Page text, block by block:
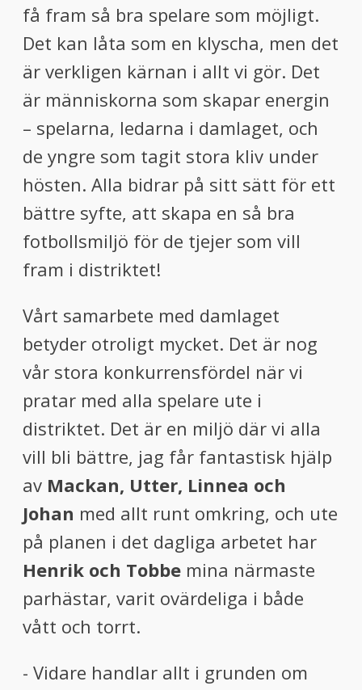
få fram så bra spelare som möjligt.
Det kan låta som en klyscha, men det
är verkligen kärnan i allt vi gör. Det
är människorna som skapar energin
– spelarna, ledarna i damlaget, och
de yngre som tagit stora kliv under
hösten. Alla bidrar på sitt sätt för ett
bättre syfte, att skapa en så bra
fotbollsmiljö för de tjejer som vill
fram i distriktet!
Vårt samarbete med damlaget
betyder otroligt mycket. Det är nog
vår stora konkurrensfördel när vi
pratar med alla spelare ute i
distriktet. Det är en miljö där vi alla
vill bli bättre, jag får fantastisk hjälp
av Mackan, Utter, Linnea och
Johan med allt runt omkring, och ute
på planen i det dagliga arbetet har
Henrik och Tobbe mina närmaste
parhästar, varit ovärdeliga i både
vått och torrt.
- Vidare handlar allt i grunden om